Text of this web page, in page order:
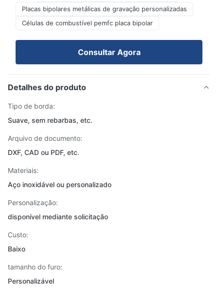
Placas bipolares metálicas de gravação personalizadas
Células de combustível pemfc placa bipolar
Consultar Agora
Detalhes do produto
Tipo de borda:
Suave, sem rebarbas, etc.
Arquivo de documento:
DXF, CAD ou PDF, etc.
Materiais:
Aço inoxidável ou personalizado
Personalização:
disponível mediante solicitação
Custo:
Baixo
tamanho do furo:
Personalizável